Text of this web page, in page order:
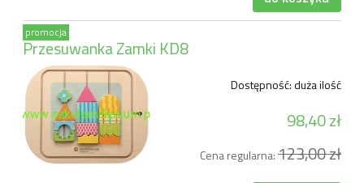
Przesuwanka Zamki KD8
Dostępność:duża ilość
98,40 zł
Cena regularna:123,00 zł
promocja